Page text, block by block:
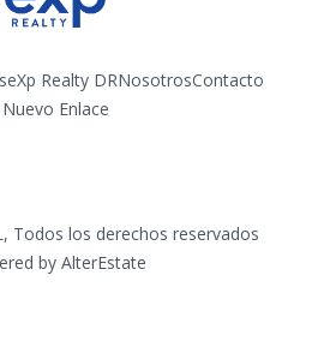
eXp Realty DRNosotrosContacto
Nuevo Enlace
, Todos los derechos reservados
by AlterEstate